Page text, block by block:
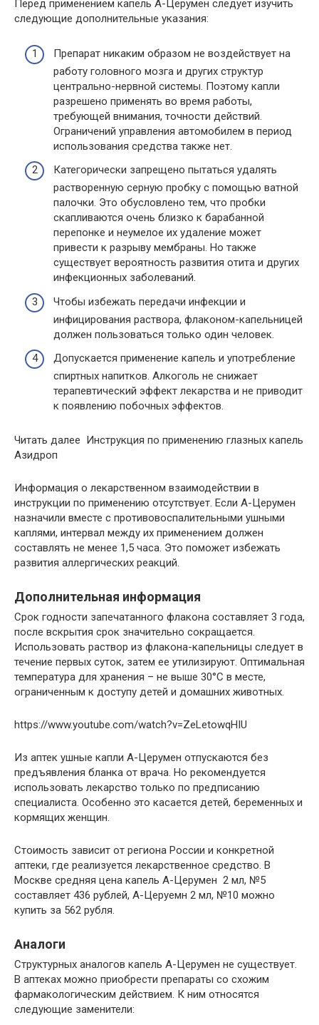
Перед применением капель А-Церумен следует изучить
следующие дополнительные указания:
Препарат никаким образом не воздействует на
работу головного мозга и других структур
центрально-нервной системы. Поэтому капли
разрешено применять во время работы,
требующей внимания, точности действий.
Ограничений управления автомобилем в период
использования средства также нет.
Категорически запрещено пытаться удалять
растворенную серную пробку с помощью ватной
палочки. Это обусловлено тем, что пробки
скапливаются очень близко к барабанной
перепонке и неумелое их удаление может
привести к разрыву мембраны. Но также
существует вероятность развития отита и других
инфекционных заболеваний.
Чтобы избежать передачи инфекции и
инфицирования раствора, флаконом-капельницей
должен пользоваться только один человек.
Допускается применение капель и употребление
спиртных напитков. Алкоголь не снижает
терапевтический эффект лекарства и не приводит
к появлению побочных эффектов.
Читать далее Инструкция по применению глазных капель
Азидроп
Информация о лекарственном взаимодействии в
инструкции по применению отсутствует. Если А-Церумен
назначили вместе с противовоспалительными ушными
каплями, интервал между их применением должен
составлять не менее 1,5 часа. Это поможет избежать
развития аллергических реакций.
Дополнительная информация
Срок годности запечатанного флакона составляет 3 года,
после вскрытия срок значительно сокращается.
Использовать раствор из флакона-капельницы следует в
течение первых суток, затем ее утилизируют. Оптимальная
температура для хранения – не выше 30°С в месте,
ограниченным к доступу детей и домашних животных.
https://www.youtube.com/watch?v=ZeLetowqHIU
Из аптек ушные капли А-Церумен отпускаются без
предъявления бланка от врача. Но рекомендуется
использовать лекарство только по предписанию
специалиста. Особенно это касается детей, беременных и
кормящих женщин.
Стоимость зависит от региона России и конкретной
аптеки, где реализуется лекарственное средство. В
Москве средняя цена капель А-Церумен 2 мл, №5
составляет 436 рублей, А-Церуемн 2 мл, №10 можно
купить за 562 рубля.
Аналоги
Структурных аналогов капель А-Церумен не существует.
В аптеках можно приобрести препараты со схожим
фармакологическим действием. К ним относятся
следующие заменители: